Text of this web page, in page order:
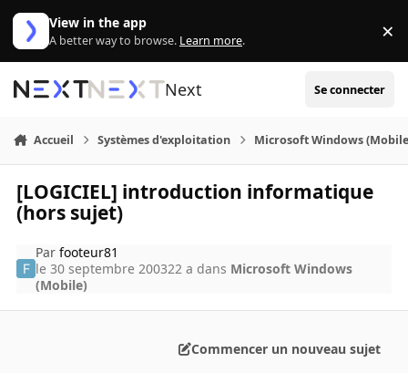
Aller au contenu
View in the app
A better way to browse. Learn more. ×
Next Se connecter
Accueil Systèmes d'exploitation Microsoft Windows
[LOGICIEL] introduction informatique
(hors sujet)
Parfooteur81
le 30 septembre 200322 a dans Microsoft Windows
(Mobile)
Commencer un nouveau sujet